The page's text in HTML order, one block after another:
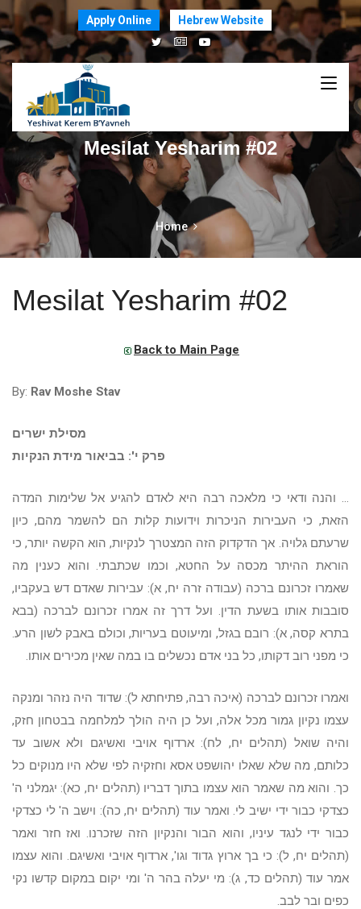
Apply Online Hebrew Website
Mesilat Yesharim #02
Home
Mesilat Yesharim #02
Back to Main Page
By: Rav Moshe Stav
מסילת ישרים
פרק י': בביאור מידת הנקיות
... והנה ודאי כי מלאכה רבה היא לאדם להגיע אל שלימות המדה
הזאת, כי העבירות הניכרות וידועות קלות הם להשמר מהם, כיון
שרעתם גלויה. אך הדקדוק הזה המצטרך לנקיות, הוא הקשה יותר, כי
הוראת ההיתר מכסה על החטא, וכמו שכתבתי. והוא כענין מה
שאמרו זכרונם ברכה (עבודה זרה יח, א): עבירות שאדם דש בעקביו,
סובבות אותו בשעת הדין. ועל דרך זה אמרו זכרונם לברכה (בבא
בתרא קסה, א): רובם בגזל, ומיעוטם בעריות, וכולם באבק לשון הרע.
כי מפני רוב דקותו, כל בני אדם נכשלים בו במה שאין מכירים אותו.
ואמרו זכרונם לברכה (איכה רבה, פתיחתא ל): שדוד היה נזהר ומנקה
עצמו נקיון גמור מכל אלה, ועל כן היה הולך למלחמה בבטחון חזק,
והיה שואל (תהלים יח, לח): ארדוף אויבי ואשיגם ולא אשוב עד
כלותם, מה שלא שאלו יהושפט אסא וחזקיה לפי שלא היו מנוקים כל
כך. והוא מה שאמר הוא עצמו בתוך דבריו (תהלים יח, כא): יגמלני ה'
כצדקי כבור ידי ישיב לי. ואמר עוד (תהלים יח, כה): וישב ה' לי כצדקי
כבור ידי לנגד עיניו, והוא הבור והנקיון הזה שזכרנו. ואז חזר ואמר
(תהלים יח, ל): כי בך ארוץ גדוד וגו', ארדוף אויבי ואשיגם. והוא עצמו
אמר עוד (תהלים כד, ג): מי יעלה בהר ה' ומי יקום במקום קדשו נקי
כפים ובר לבב.